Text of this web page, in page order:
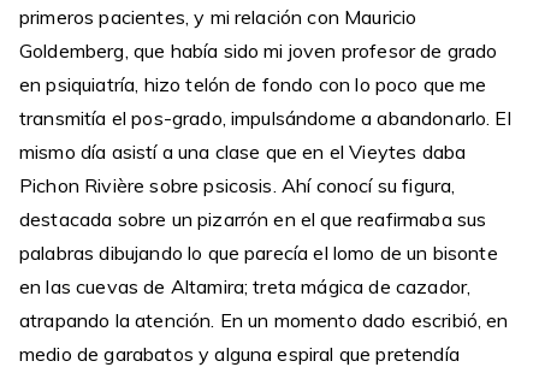
primeros pacientes, y mi relación con Mauricio
Goldemberg, que había sido mi joven profesor de grado
en psiquiatría, hizo telón de fondo con lo poco que me
transmitía el pos-grado, impulsándome a abandonarlo. El
mismo día asistí a una clase que en el Vieytes daba
Pichon Rivière sobre psicosis. Ahí conocí su figura,
destacada sobre un pizarrón en el que reafirmaba sus
palabras dibujando lo que parecía el lomo de un bisonte
en las cuevas de Altamira; treta mágica de cazador,
atrapando la atención. En un momento dado escribió, en
medio de garabatos y alguna espiral que pretendía